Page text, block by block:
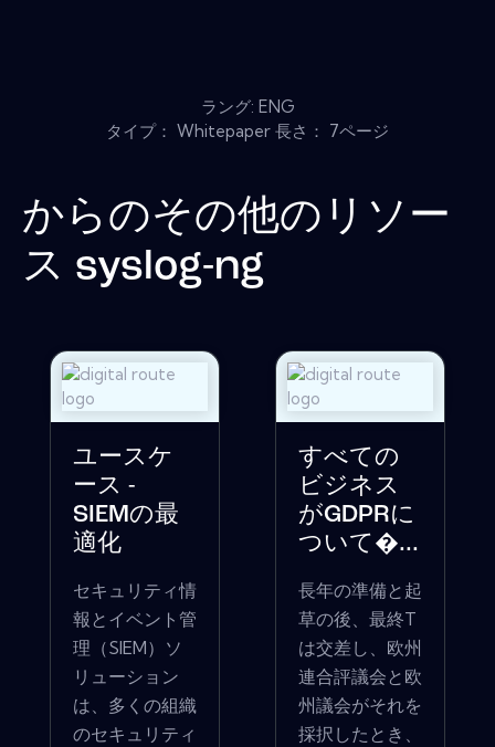
ラング: ENG
タイプ： Whitepaper 長さ： 7ページ
からのその他のリソー
ス syslog-ng
ユースケ
ース -
SIEMの最
適化
セキュリティ情
報とイベント管
理（SIEM）ソ
リューション
は、多くの組織
のセキュリティ
すべての
ビジネス
がGDPRに
ついて�...
長年の準備と起
草の後、最終T
は交差し、欧州
連合評議会と欧
州議会がそれを
採択したとき、